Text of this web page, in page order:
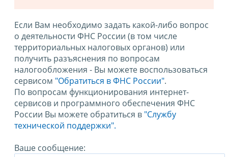
Если Вам необходимо задать какой-либо вопрос
о деятельности ФНС России (в том числе
территориальных налоговых органов) или
получить разъяснения по вопросам
налогообложения - Вы можете воспользоваться
сервисом "Обратиться в ФНС России".
По вопросам функционирования интернет-
сервисов и программного обеспечения ФНС
России Вы можете обратиться в "Службу
технической поддержки".
Ваше сообщение: